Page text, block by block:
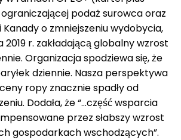
ograniczającej podaż surowca oraz
Kanady o zmniejszeniu wydobycia,
r. zakładającą globalny wzrost
Organizacja spodziewa się, że
dziennie. Nasza perspektywa
ropy znacznie spadły od
Dodała, że “…część wsparcia
przez słabszy wzrost
gospodarkach wschodzących”.